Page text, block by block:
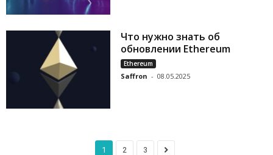
Что нужно знать об
обновлении Ethereum
Ethereum
Saffron - 08.05.2025
1 2 3